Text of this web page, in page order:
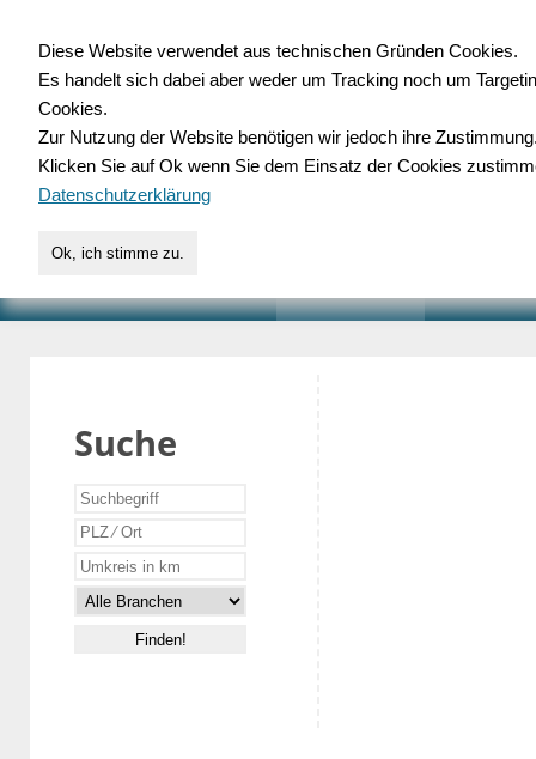
für Handwerk,
Suche
Diese Website verwendet aus technischen Gründen Cookies.
Es handelt sich dabei aber weder um Tracking noch um
Cookies.
Zur Nutzung der Website benötigen wir jedoch ihre
Klicken Sie auf Ok wenn Sie dem Einsatz der Cookies
Datenschutzerklärung
Ok, ich stimme zu.